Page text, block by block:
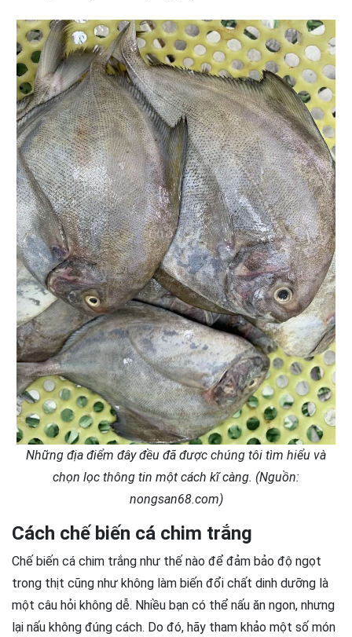
Những địa điểm đây đều đã được chúng tôi tìm hiểu và
chọn lọc thông tin một cách kĩ càng. (Nguồn:
nongsan68.com)
Cách chế biến cá chim trắng
Chế biến cá chim trắng như thế nào để đảm bảo độ ngọt
trong thịt cũng như không làm biến đổi chất dinh dưỡng là
một câu hỏi không dễ. Nhiều bạn có thể nấu ăn ngon, nhưng
lại nấu không đúng cách. Do đó, hãy tham khảo một số món